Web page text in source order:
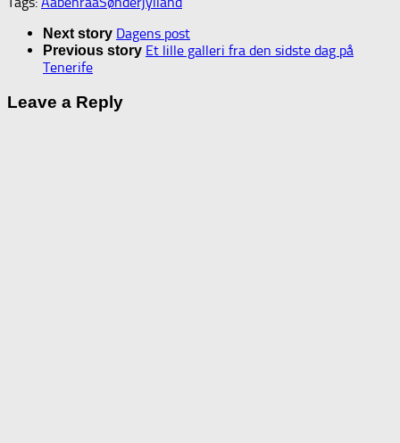
Next story Dagens post
Previous story Et lille galleri fra den sidste dag på
Tenerife
Leave a Reply